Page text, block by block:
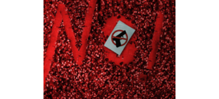
AGGIUNGI AL CARRELLO